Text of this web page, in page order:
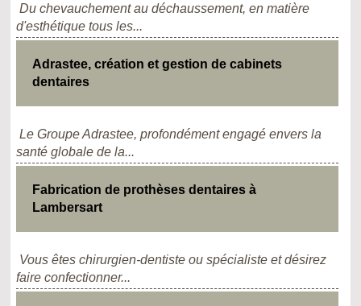
Du chevauchement au déchaussement, en matière
d'esthétique tous les...
Adrastee, création et gestion de cabinets
dentaires
Le Groupe Adrastee, profondément engagé envers la
santé globale de la...
Fabrication de prothèses dentaires à
Lambersart
Vous êtes chirurgien-dentiste ou spécialiste et désirez
faire confectionner...